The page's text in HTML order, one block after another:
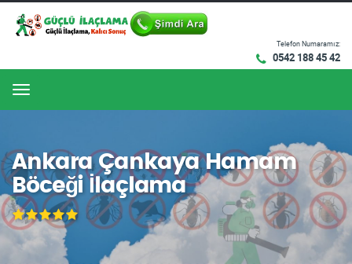
Telefon Numaramız:
0542 188 45 42
Menu
Ankara Çankaya Hamam
Böceği İlaçlama